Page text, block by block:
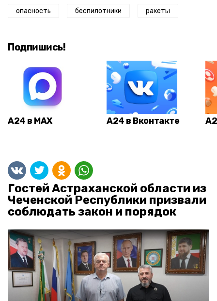
опасность беспилотники ракеты
Подпишись!
А24 в MAX А24 в Вконтакте
Гостей Астраханской области из
Чеченской Республики призвали
соблюдать закон и порядок